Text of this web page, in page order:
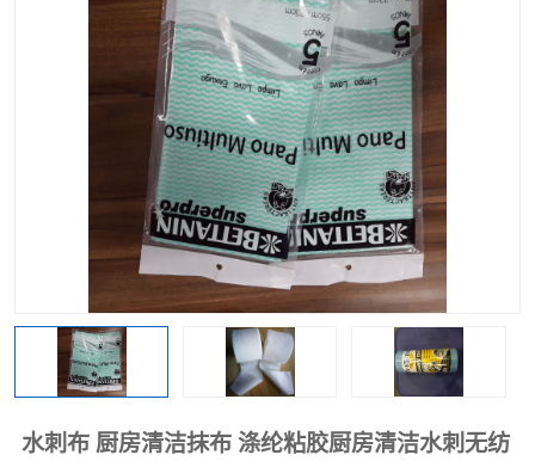
水刺布 厨房清洁抹布 涤纶粘胶厨房清洁水刺无纺
棉柔巾水刺无纺布 印花压花复合布
地拖布
清洁抹布